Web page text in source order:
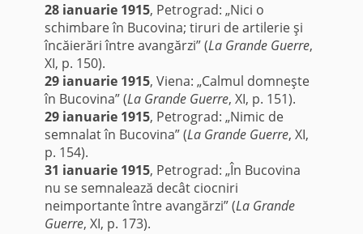
28 ianuarie 1915, Petrograd: „Nici o
schimbare în Bucovina; tiruri de artilerie şi
încăierări între avangărzi” (La Grande Guerre,
XI, p. 150).
29 ianuarie 1915, Viena: „Calmul domneşte
în Bucovina” (La Grande Guerre, XI, p. 151).
29 ianuarie 1915, Petrograd: „Nimic de
semnalat în Bucovina” (La Grande Guerre, XI,
p. 154).
31 ianuarie 1915, Petrograd: „În Bucovina
nu se semnalează decât ciocniri
neimportante între avangărzi” (La Grande
Guerre, XI, p. 173).